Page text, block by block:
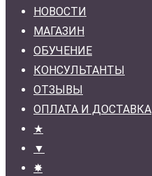
НОВОСТИ
МАГАЗИН
ОБУЧЕНИЕ
КОНСУЛЬТАНТЫ
ОТЗЫВЫ
ОПЛАТА И ДОСТАВКА
★
▼
✸